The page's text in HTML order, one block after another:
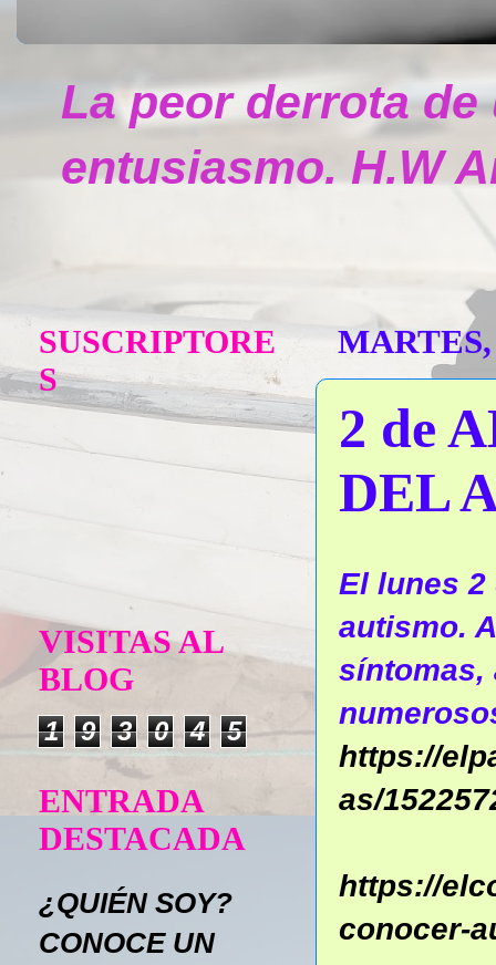
La peor derrota
entusiasmo. H.W
2 de
DEL
El lunes
autismo.
síntomas,
https://
as/
https://
conocer-
SUSCRIPTORE
S
VISITAS AL
BLOG
1 9 3 0 4 5
ENTRADA
DESTACADA
¿QUIÉN SOY?
CONOCE UN